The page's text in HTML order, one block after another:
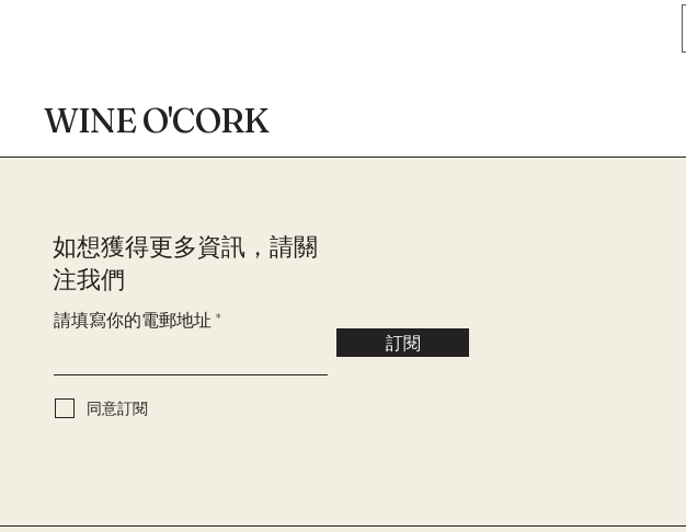
WINE O'CORK
​如想獲得更多資訊，請關
注我們
請填寫你的電郵地址
訂閱
同意訂閱